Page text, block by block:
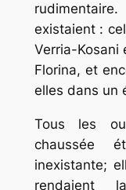
existaient :
Verria-Kosani
Florina, et
elles dans un
Tous les
chaussée
inexistante;
rendaient